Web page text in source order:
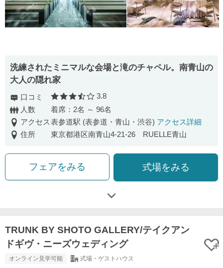
洗練されたミニマルな会場と滝のチャペル。南青山の
大人の隠れ家
口コミ 口コミ評価
3.8
人数
着席：2名 ～ 96名
アクセス表参道駅 (表参道・青山・渋谷) アクセス詳細
住所
東京都港区南青山4-21-26 RUELLE青山
フェアをみる 式場をみる
TRUNK BY SHOTO GALLERY/テイクアン
ドギヴ・ニーズウェディング
オンライン見学可能 式場・ゲストハウス